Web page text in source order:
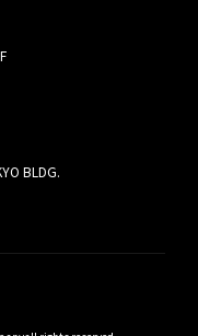
BLDG.